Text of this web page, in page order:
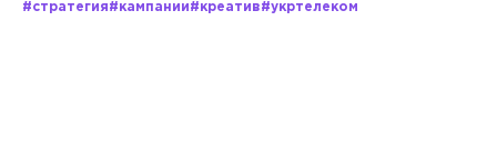
#стратегия#кампании#креатив#укртелеком